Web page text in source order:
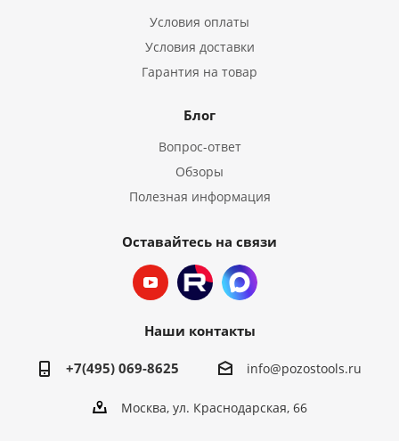
Условия оплаты
Условия доставки
Гарантия на товар
Блог
Вопрос-ответ
Обзоры
Полезная информация
Оставайтесь на связи
Наши контакты
+7(495) 069-8625 info@pozostools.ru
Москва, ул. Краснодарская, 66